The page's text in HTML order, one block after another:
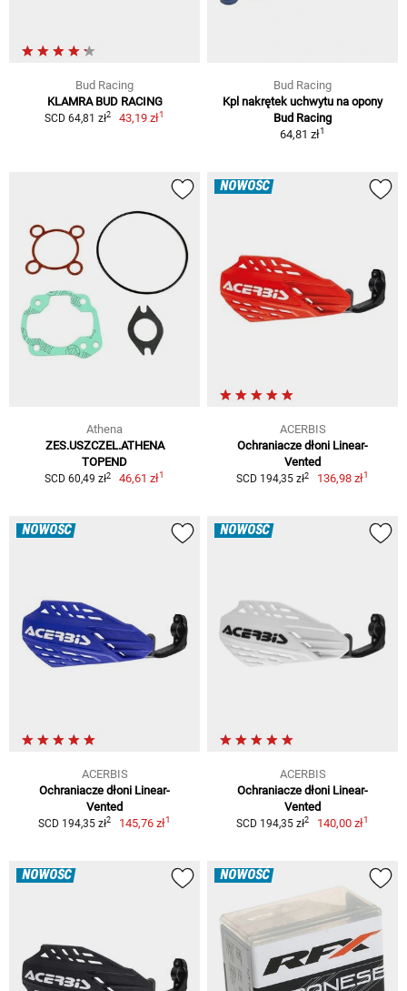
Bud Racing
KLAMRA BUD RACING
SCD 64,81 zł2 43,19 zł1
Bud Racing
Kpl nakrętek uchwytu na opony
Bud Racing
64,81 zł1
Athena
ZES.USZCZEL.ATHENA
TOPEND
SCD 60,49 zł2 46,61 zł1
NOWOŚĆ
ACERBIS
Ochraniacze dłoni Linear-
Vented
SCD 194,35 zł2 136,98 zł1
NOWOŚĆ
ACERBIS
Ochraniacze dłoni Linear-
Vented
SCD 194,35 zł2 145,76 zł1
NOWOŚĆ
ACERBIS
Ochraniacze dłoni Linear-
Vented
SCD 194,35 zł2 140,00 zł1
NOWOŚĆ NOWOŚĆ